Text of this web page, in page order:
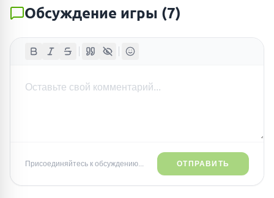
Обсуждение игры (7)
Присоединяйтесь к обсуждению... ОТПРАВИТЬ